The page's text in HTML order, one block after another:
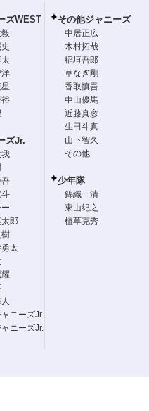
ズWEST
ズJr.
郎
太
ニーズJr.
ニーズJr.
その他ジャニーズ
中居正広
木村拓哉
稲垣吾郎
草なぎ剛
香取慎吾
中山優馬
近藤真彦
生田斗真
山下智久
その他
少年隊
錦織一清
東山紀之
植草克秀